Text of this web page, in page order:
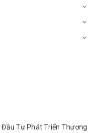
Đầu Tư Phát Triển Thương